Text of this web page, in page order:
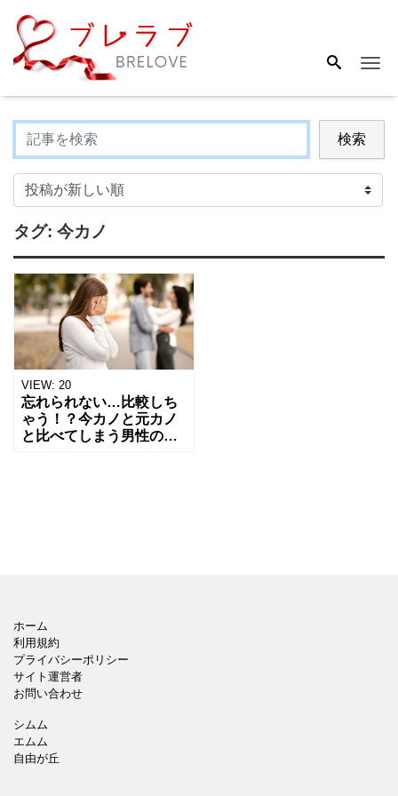
検索
タグ: 今カノ
VIEW: 20
忘れられない…比較しち
ゃう！？今カノと元カノ
と比べてしまう男性の心
ホーム
利用規約
プライバシーポリシー
サイト運営者
お問い合わせ
シムム
エムム
自由が丘